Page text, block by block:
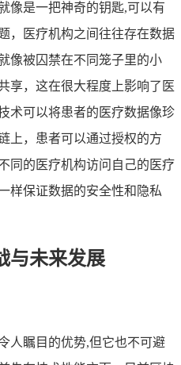
像是一把神奇的钥匙,可以有
，医疗机构之间往往存在数据
像被囚禁在不同笼子里的小
享，这在很大程度上影响了医
术可以将患者的医疗数据像珍
上，患者可以通过授权的方
同的医疗机构访问自己的医疗
样保证数据的安全性和隐私
与未来发展
人瞩目的优势,但它也不可避